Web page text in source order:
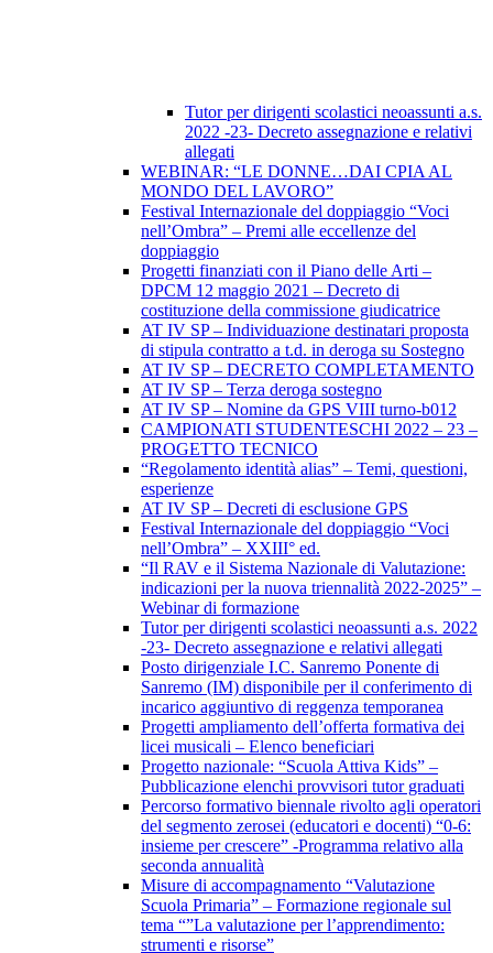
Tutor per dirigenti scolastici neoassunti a.s.
2022 -23- Decreto assegnazione e relativi
allegati
WEBINAR: “LE DONNE…DAI CPIA AL
MONDO DEL LAVORO”
Festival Internazionale del doppiaggio “Voci
nell’Ombra” – Premi alle eccellenze del
doppiaggio
Progetti finanziati con il Piano delle Arti –
DPCM 12 maggio 2021 – Decreto di
costituzione della commissione giudicatrice
AT IV SP – Individuazione destinatari proposta
di stipula contratto a t.d. in deroga su Sostegno
AT IV SP – DECRETO COMPLETAMENTO
AT IV SP – Terza deroga sostegno
AT IV SP – Nomine da GPS VIII turno-b012
CAMPIONATI STUDENTESCHI 2022 – 23 –
PROGETTO TECNICO
“Regolamento identità alias” – Temi, questioni,
esperienze
AT IV SP – Decreti di esclusione GPS
Festival Internazionale del doppiaggio “Voci
nell’Ombra” – XXIII° ed.
“Il RAV e il Sistema Nazionale di Valutazione:
indicazioni per la nuova triennalità 2022-2025” –
Webinar di formazione
Tutor per dirigenti scolastici neoassunti a.s. 2022
-23- Decreto assegnazione e relativi allegati
Posto dirigenziale I.C. Sanremo Ponente di
Sanremo (IM) disponibile per il conferimento di
incarico aggiuntivo di reggenza temporanea
Progetti ampliamento dell’offerta formativa dei
licei musicali – Elenco beneficiari
Progetto nazionale: “Scuola Attiva Kids” –
Pubblicazione elenchi provvisori tutor graduati
Percorso formativo biennale rivolto agli operatori
del segmento zerosei (educatori e docenti) “0-6:
insieme per crescere” -Programma relativo alla
seconda annualità
Misure di accompagnamento “Valutazione
Scuola Primaria” – Formazione regionale sul
tema “”La valutazione per l’apprendimento:
strumenti e risorse”